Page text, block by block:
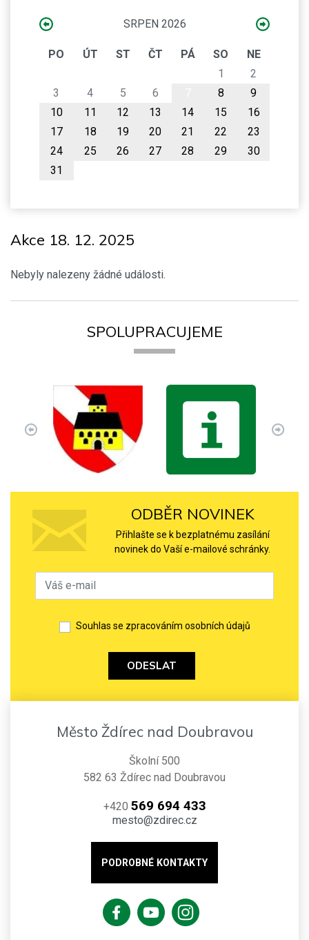
SRPEN 2026
PO ÚT ST ČT PÁ SO
NE
1
2
3
4 5 6 8
9
10
11 12 13 14 15
16
17
18 19 20 21 22
23
24
25 26 27 28 29
30
31
Akce 18. 12. 2025
Nebyly nalezeny žádné události.
SPOLUPRACUJEME
ODBĚR NOVINEK
Přihlašte se k bezplatnému zasílání
novinek do Vaší e-mailové schránky.
Souhlas se zpracováním osobních údajů
ODESLAT
Město Ždírec nad Doubravou
Školní 500
582 63 Ždírec nad Doubravou
+420 569 694 433
mesto@zdirec.cz
PODROBNÉ KONTAKTY